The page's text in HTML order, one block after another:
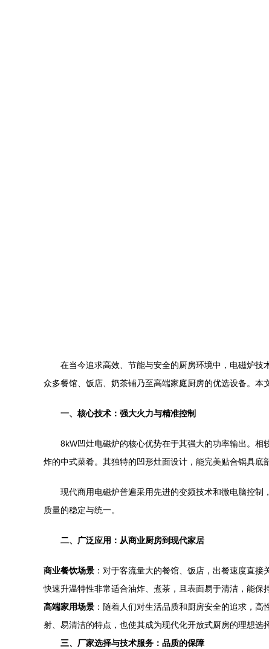
在当今追求高效、节能与安全的厨房环境中，电磁炉
众多餐馆、饭店、奶茶铺乃至高端家庭厨房的优选设备。本
一、核心技术：强大火力与精准控制
8kW凹灶电磁炉的核心优势在于其强大的功率输出。
炸的中式菜肴。其独特的凹形灶面设计，能完美贴合锅具底
现代商用电磁炉普遍采用先进的变频技术和微电脑控
质量的稳定与统一。
二、广泛应用：从商业厨房到现代家居
商业餐饮场景 ：对于客流量大的餐馆、饭店，出餐速度直
快速升温特性非常适合油炸、煮茶，且表面易于清洁，能保
高端家用场景 ：随着人们对生活品质和厨房安全的追求，
射、易清洁的特点，也使其成为现代化开放式厨房的理想选择
三、厂家选择与技术服务：品质的保障